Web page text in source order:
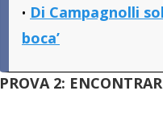
Di Campagnolli
boca’
PROVA 2: